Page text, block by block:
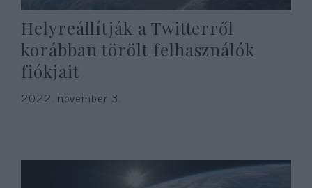
Helyreállítják a Twitterről
korábban törölt felhasználók
fiókjait
2022. november 3.